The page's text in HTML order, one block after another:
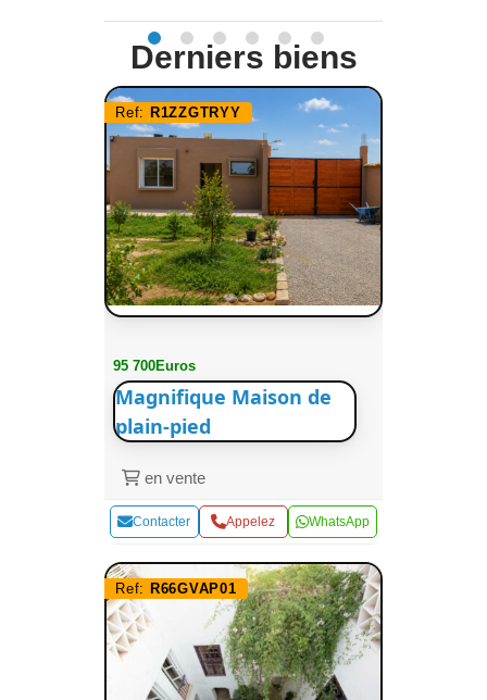
Derniers biens
Ref: R1ZZGTRYY
95 700Euros
Magnifique Maison de
plain-pied
en vente
Contacter Appelez WhatsApp
Ref: R66GVAP01